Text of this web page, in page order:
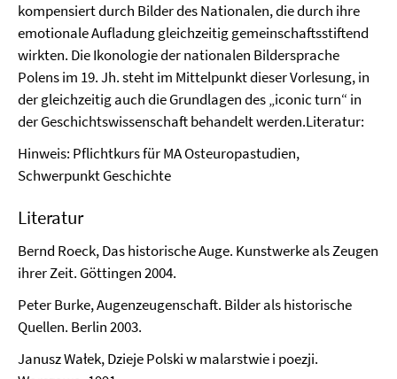
kompensiert durch Bilder des Nationalen, die durch ihre
emotionale Aufladung gleichzeitig gemeinschaftsstiftend
wirkten. Die Ikonologie der nationalen Bildersprache
Polens im 19. Jh. steht im Mittelpunkt dieser Vorlesung, in
der gleichzeitig auch die Grundlagen des „iconic turn“ in
der Geschichtswissenschaft behandelt werden.Literatur:
Hinweis: Pflichtkurs für MA Osteuropastudien,
Schwerpunkt Geschichte
Literatur
Bernd Roeck, Das historische Auge. Kunstwerke als Zeugen
ihrer Zeit. Göttingen 2004.
Peter Burke, Augenzeugenschaft. Bilder als historische
Quellen. Berlin 2003.
Janusz Wałek, Dzieje Polski w malarstwie i poezji.